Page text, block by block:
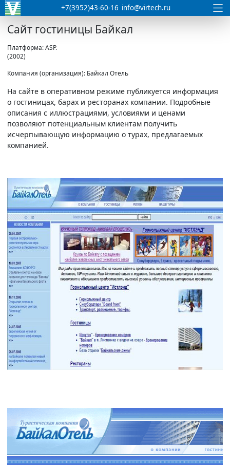
+7(3952)43-60-16 info@virtech.ru
Сайт гостиницы Байкал
Платформа: ASP.
(2002)
Компания (организация): Байкал Отель
На сайте в оперативном режиме публикуется информация
о гостиницах, барах и ресторанах компании. Подробные
описания с иллюстрациями, условиями и ценами
позволяют потенциальным клиентам получить
исчерпывающую информацию о турах, предлагаемых
компанией.